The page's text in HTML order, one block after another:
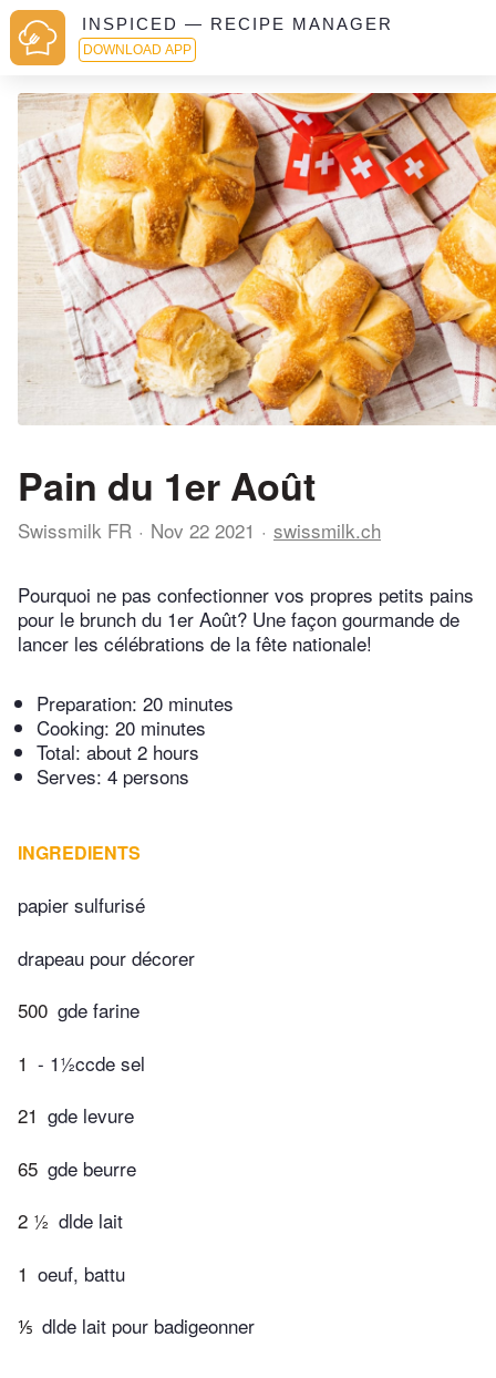
INSPICED — RECIPE MANAGER
DOWNLOAD APP
Pain du 1er Août
Swissmilk FR Nov 22 2021 swissmilk.ch
Pourquoi ne pas confectionner vos propres petits pains
pour le brunch du 1er Août? Une façon gourmande de
lancer les célébrations de la fête nationale!
Preparation: 20 minutes
Cooking: 20 minutes
Total: about 2 hours
Serves: 4 persons
INGREDIENTS
papier sulfurisé
drapeau pour décorer
500 gde farine
1 - 1½ccde sel
21 gde levure
65 gde beurre
2 ½ dlde lait
1 oeuf, battu
⅕ dlde lait pour badigeonner